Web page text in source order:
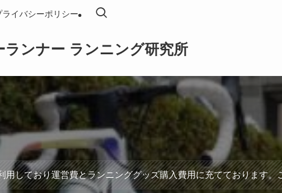
ンナー ランニング研究所
ライバシーポリシー
しており運営費とランニンググッズ購入費用に充てております。